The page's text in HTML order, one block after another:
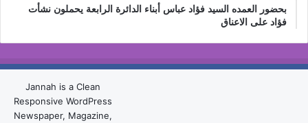
بحضور العمده السيد فؤاد عباس أبناء الدائرة الرابعة يحملون نشأت
فؤاد على الاعناق
Jannah is a Clean
Responsive WordPress
Newspaper, Magazine,